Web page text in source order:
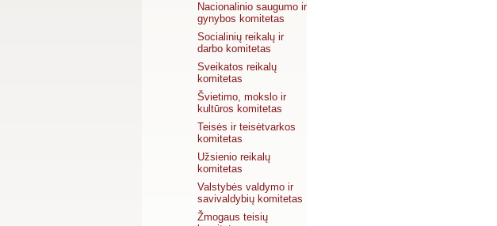
Nacionalinio saugumo ir
gynybos komitetas
Socialinių reikalų ir
darbo komitetas
Sveikatos reikalų
komitetas
Švietimo, mokslo ir
kultūros komitetas
Teisės ir teisėtvarkos
komitetas
Užsienio reikalų
komitetas
Valstybės valdymo ir
savivaldybių komitetas
Žmogaus teisių